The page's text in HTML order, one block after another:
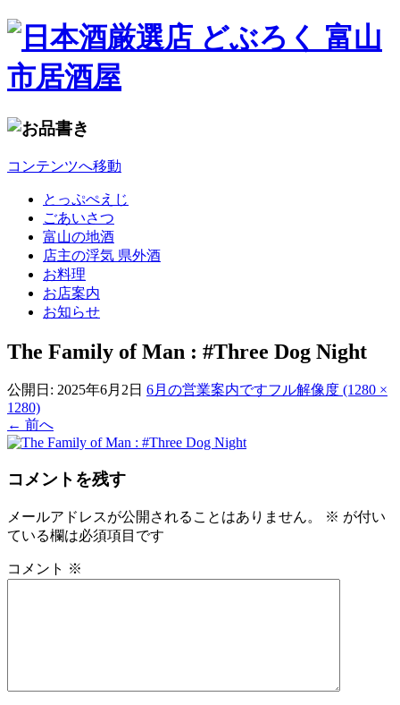
コンテンツへ移動
とっぷぺえじ
ごあいさつ
富山の地酒
店主の浮気 県外酒
お料理
お店案内
お知らせ
The Family of Man : #Three Dog Night
公開日: 2025年6月2日 6月の営業案内ですフル解像度 (1280 ×
1280)
← 前へ
コメントを残す
メールアドレスが公開されることはありません。 ※ が付い
ている欄は必須項目です
コメント ※